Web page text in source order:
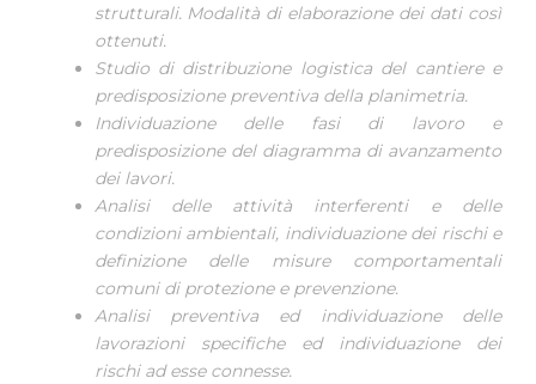
strutturali. Modalità di elaborazione dei dati così
ottenuti.
Studio di distribuzione logistica del cantiere e
predisposizione preventiva della planimetria.
Individuazione delle fasi di lavoro e
predisposizione del diagramma di avanzamento
dei lavori.
Analisi delle attività interferenti e delle
condizioni ambientali, individuazione dei rischi e
definizione delle misure comportamentali
comuni di protezione e prevenzione.
Analisi preventiva ed individuazione delle
lavorazioni specifiche ed individuazione dei
rischi ad esse connesse.